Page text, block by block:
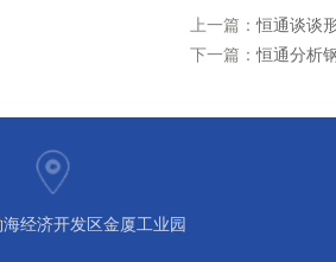
上一篇：恒通谈谈
下一篇：恒通分析
经济开发区金厦工业园